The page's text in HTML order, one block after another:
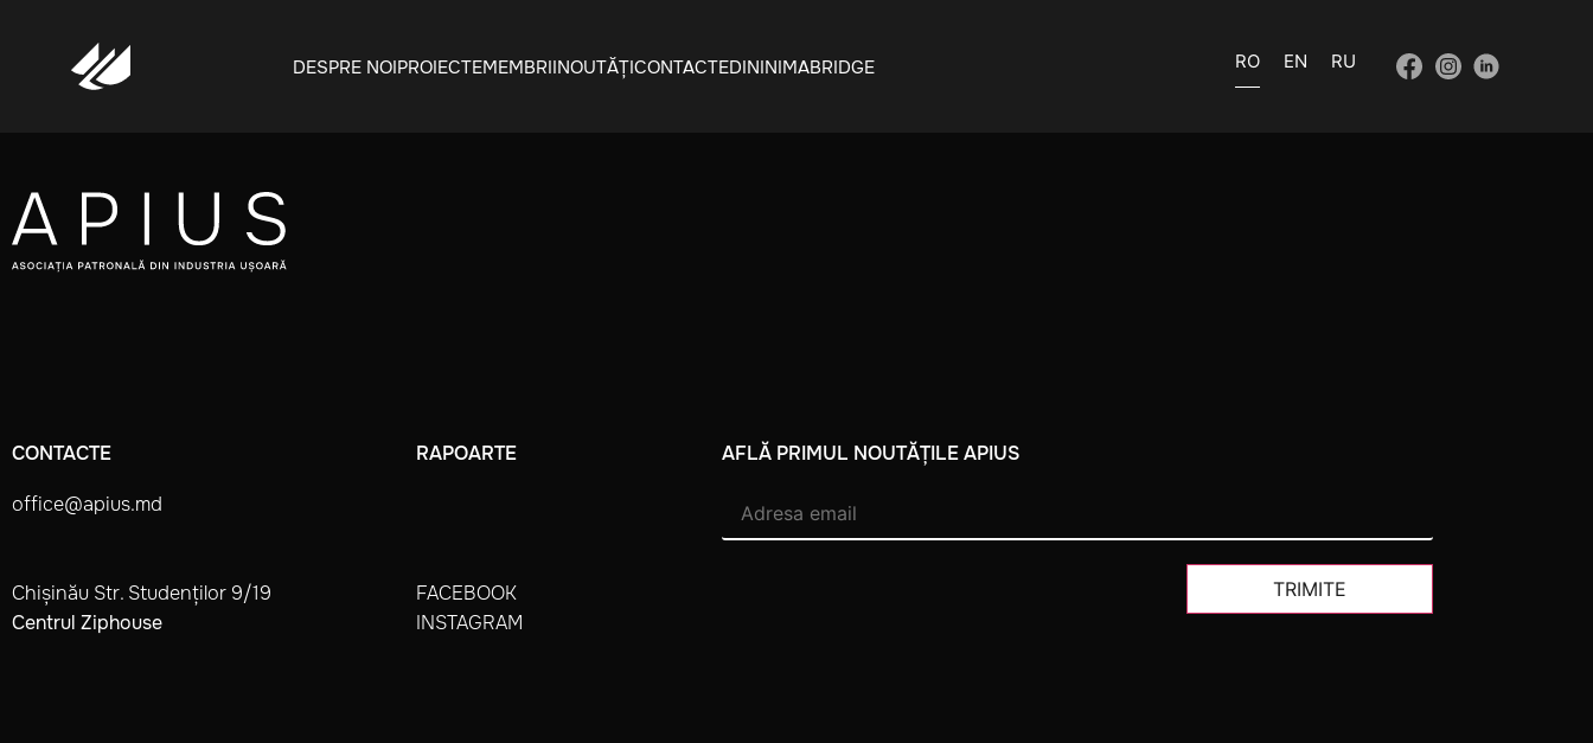
DESPRE NOIPROIECTEMEMBRIINOUTĂȚICONTACTEDININIMABRIDGE RO EN RU
CONTACTE
office@apius.md
RAPOARTE
Chișinău Str. Studenților 9/19
Centrul Ziphouse
FACEBOOK
INSTAGRAM
AFLĂ PRIMUL NOUTĂȚILE APIUS